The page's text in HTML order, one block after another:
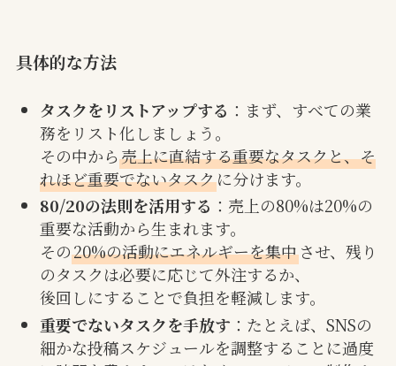
具体的な方法
タスクをリストアップする ：まず、すべての業
務をリスト化しましょう。
その中から売上に直結する重要なタスクと、そ
れほど重要でないタスクに分けます。
80/20の法則を活用する ：売上の80%は20%の
重要な活動から生まれます。
その20%の活動にエネルギーを集中させ、残り
のタスクは必要に応じて外注するか、
後回しにすることで負担を軽減します。
重要でないタスクを手放す ：たとえば、SNSの
細かな投稿スケジュールを調整することに過度